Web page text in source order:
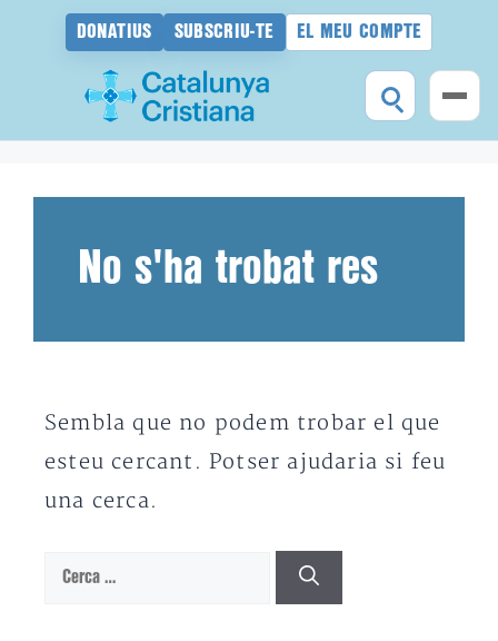
DONATIUS SUBSCRIU-TE EL MEU COMPTE
No s'ha trobat res
Sembla que no podem trobar el que
esteu cercant. Potser ajudaria si feu
una cerca.
Cerca: